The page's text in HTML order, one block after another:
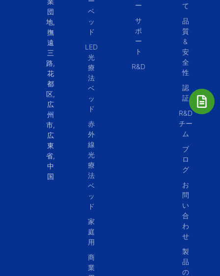
団
地,
撫
遠
三
路,
花
都
区,
広
州
市,
広
東
省,
中
国
ベ
ッ
ド
LED
光
療
法
ベ
ッ
ド
赤
外
線
光
療
法
ベ
ッ
ド
家
庭
用
商
業
ー
サ
ポ
ー
ト
R&D
て
品
質
&
安
全
性
認
証
R&D
チー
ム
ブ
ロ
グ
お
問
い
合
わ
せ
製
品
の